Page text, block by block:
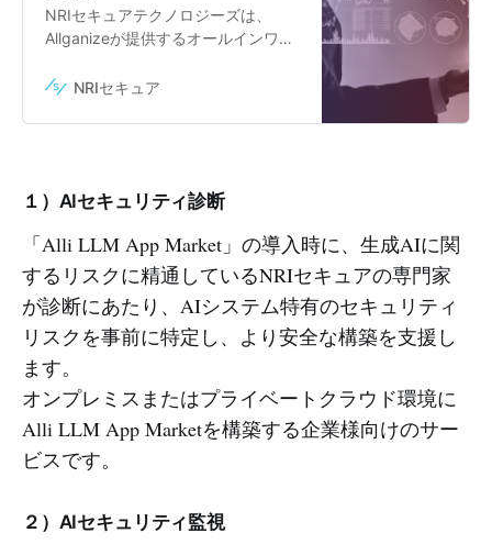
NRIセキュアテクノロジーズは、
Allganizeが提供するオールインワン
LLM App Market」 専用のAIセキュ
供開始します。
NRIセキュア
１）AIセキュリティ診断
「Alli LLM App Market」の導入時に、生成AIに関
するリスクに精通しているNRIセキュアの専門家
が診断にあたり、AIシステム特有のセキュリティ
リスクを事前に特定し、より安全な構築を支援し
ます。
オンプレミスまたはプライベートクラウド環境に
Alli LLM App Marketを構築する企業様向けのサー
ビスです。
２）AIセキュリティ監視